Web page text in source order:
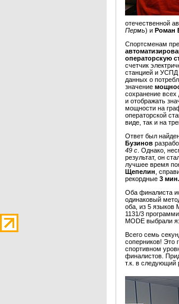
отечественной
Пермь) и Роман
Спортсменам
операторскую
счетчик
станцией и УСПД
данных о
значение
сохранение
и отображать
мощности на
операторской
виде, так и на
Ответ был
Бузинов
49 с . Однако,
результат, он
лучшее время
Щепелин ,
рекордные 3
Оба финалиста
одинаковый
оба, из 5 языков
1131/3
MODE выбрали
Всего семь
соперников! Это
спортивном
финалистов.
т.к. в следующий